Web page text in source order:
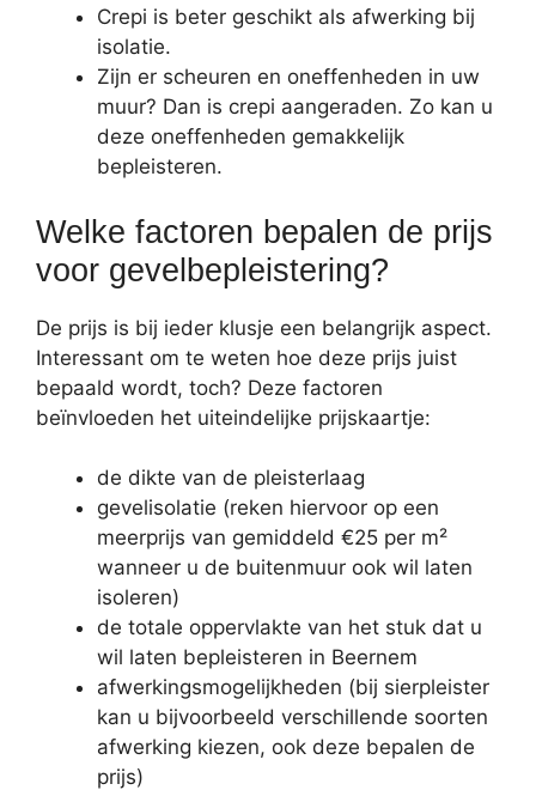
Crepi is beter geschikt als afwerking bij
isolatie.
Zijn er scheuren en oneffenheden in uw
muur? Dan is crepi aangeraden. Zo kan u
deze oneffenheden gemakkelijk
bepleisteren.
Welke factoren bepalen de prijs
voor gevelbepleistering?
De prijs is bij ieder klusje een belangrijk aspect.
Interessant om te weten hoe deze prijs juist
bepaald wordt, toch? Deze factoren
beïnvloeden het uiteindelijke prijskaartje:
de dikte van de pleisterlaag
gevelisolatie (reken hiervoor op een
meerprijs van gemiddeld €25 per m²
wanneer u de buitenmuur ook wil laten
isoleren)
de totale oppervlakte van het stuk dat u
wil laten bepleisteren in Beernem
afwerkingsmogelijkheden (bij sierpleister
kan u bijvoorbeeld verschillende soorten
afwerking kiezen, ook deze bepalen de
prijs)